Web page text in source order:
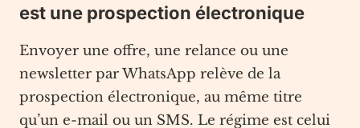
est une prospection électronique
Envoyer une offre, une relance ou une
newsletter par WhatsApp relève de la
prospection électronique, au même titre
qu’un e-mail ou un SMS. Le régime est celui